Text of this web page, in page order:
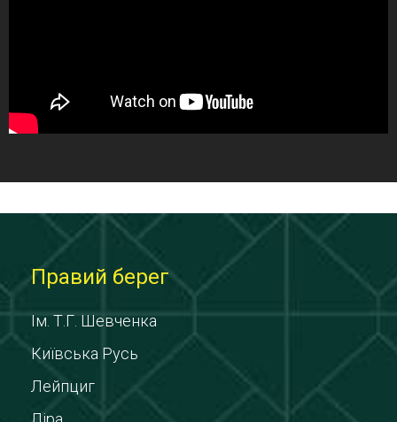
Правий берег
Ім. Т.Г. Шевченка
Київська Русь
Лейпциг